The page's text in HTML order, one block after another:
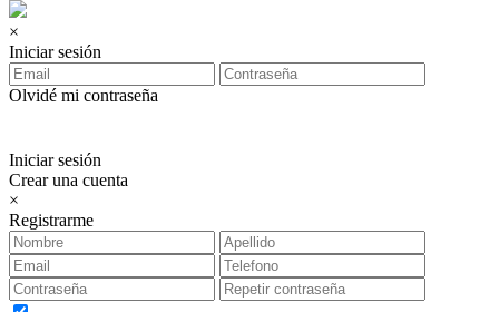
×
Iniciar sesión
Olvidé mi contraseña
Iniciar sesión
Crear una cuenta
×
Registrarme